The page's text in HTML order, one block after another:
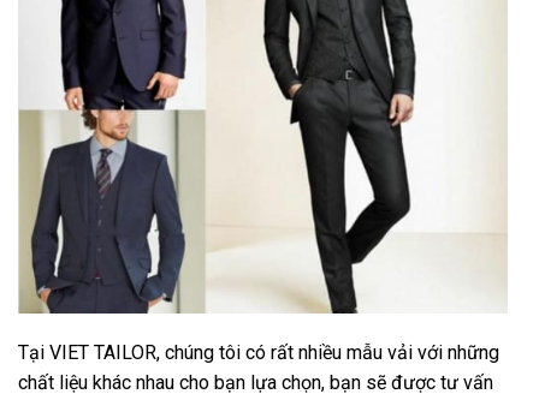
Tại VIET TAILOR, chúng tôi có rất nhiều mẫu vải với những
chất liệu khác nhau cho bạn lựa chọn, bạn sẽ được tư vấn